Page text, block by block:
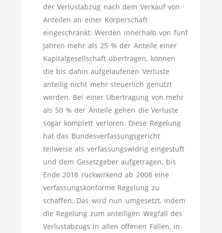
der Verlustabzug nach dem Verkauf von
Anteilen an einer Körperschaft
eingeschränkt: Werden innerhalb von fünf
Jahren mehr als 25 % der Anteile einer
Kapitalgesellschaft übertragen, können
die bis dahin aufgelaufenen Verluste
anteilig nicht mehr steuerlich genutzt
werden. Bei einer Übertragung von mehr
als 50 % der Anteile gehen die Verluste
sogar komplett verloren. Diese Regelung
hat das Bundesverfassungsgericht
teilweise als verfassungswidrig eingestuft
und dem Gesetzgeber aufgetragen, bis
Ende 2018 rückwirkend ab 2008 eine
verfassungskonforme Regelung zu
schaffen. Das wird nun umgesetzt, indem
die Regelung zum anteiligen Wegfall des
Verlustabzugs in allen offenen Fällen, in